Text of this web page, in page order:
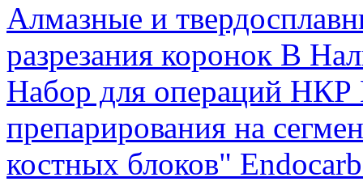
Алмазные и
разрезания коронок В
Набор для операций НКР
препарирования на
костных блоков"